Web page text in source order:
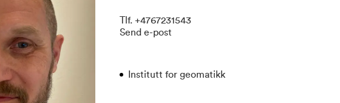
Tlf. +4767231543
Send e-post
Institutt for geomatikk